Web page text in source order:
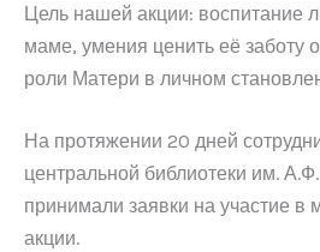
Цель нашей акции: воспитание
маме, умения ценить её заботу
роли Матери в личном
На протяжении 20 дней
центральной библиотеки им.
принимали заявки на участие в
акции.